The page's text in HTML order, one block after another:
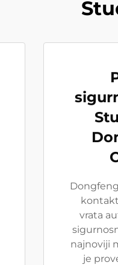
vrata
najnoviji
je